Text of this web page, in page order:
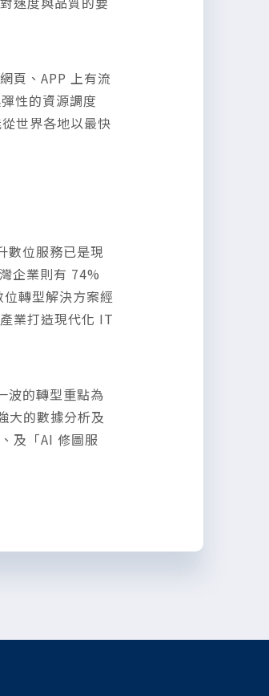
頁、APP 上有流
性的資源調度
世界各地以最快
數位服務已是現
企業則有 74%
轉型解決方案經
業打造現代化 IT
波的轉型重點為
大的數據分析及
及「AI 修圖服